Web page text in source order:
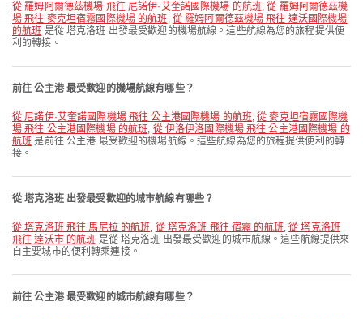
從 羅姆阿爾德茲機場 飛往 尼諾伊·艾奎諾國際機場 的航班,從 羅姆阿爾德茲機
場 飛往 麥克坦宿霧國際機場 的航班 , 從 羅姆阿爾德茲機場 飛往 達沃國際機場
的航班 是從 塔克洛班 出發最受歡迎的機場航線。這些航線為您的旅程提供便
利的轉接。
前往 公主港 最受歡迎的機場航線有哪些？
從 尼諾伊·艾奎諾國際機場 飛往 公主港國際機場 的航班,從 麥克坦宿霧國際機
場 飛往 公主港國際機場 的航班, 從 伊洛伊洛國際機場 飛往 公主港國際機場 的
航班 是前往 公主港 最受歡迎的機場航線。這些航線為您的旅程提供便利的轉
接。
從 塔克洛班 出發最受歡迎的城市航線有哪些？
從 塔克洛班 飛往 馬尼拉 的航班, 從 塔克洛班 飛往 宿霧 的航班,從 塔克洛班
飛往 達沃市 的航班 是從 塔克洛班 出發最受歡迎的城市航線。這些航線提供來
自主要城市的便利轉乘連接。
前往 公主港 最受歡迎的城市航線有哪些？